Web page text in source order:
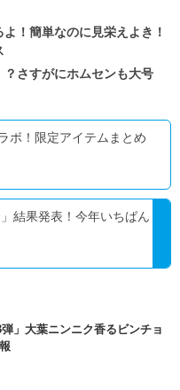
！簡単なのに見栄えよき！
さすがにホムセンも大号
ボ！限定アイテムまとめ
結果発表！今年いちばん
」大葉ニンニク香るビンチョ